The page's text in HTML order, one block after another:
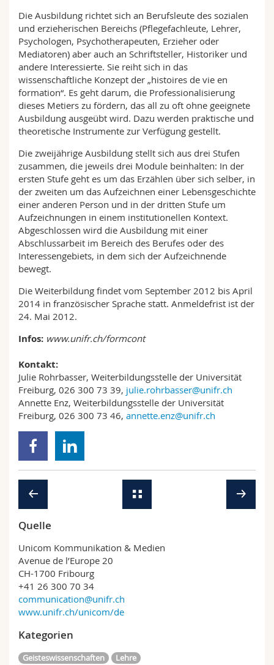
Die Ausbildung richtet sich an Berufsleute des sozialen
und erzieherischen Bereichs (Pflegefachleute, Lehrer,
Psychologen, Psychotherapeuten, Erzieher oder
Mediatoren) aber auch an Schriftsteller, Historiker und
andere Interessierte. Sie reiht sich in das
wissenschaftliche Konzept der „histoires de vie en
formation“. Es geht darum, die Professionalisierung
dieses Metiers zu fördern, das all zu oft ohne geeignete
Ausbildung ausgeübt wird. Dazu werden praktische und
theoretische Instrumente zur Verfügung gestellt.
Die zweijährige Ausbildung stellt sich aus drei Stufen
zusammen, die jeweils drei Module beinhalten: In der
ersten Stufe geht es um das Erzählen über sich selber, in
der zweiten um das Aufzeichnen einer Lebensgeschichte
einer anderen Person und in der dritten Stufe um
Aufzeichnungen in einem institutionellen Kontext.
Abgeschlossen wird die Ausbildung mit einer
Abschlussarbeit im Bereich des Berufes oder des
Interessengebiets, in dem sich der Aufzeichnende
bewegt.
Die Weiterbildung findet vom September 2012 bis April
2014 in französischer Sprache statt. Anmeldefrist ist der
24. Mai 2012.
Infos: www.unifr.ch/formcont
Kontakt:
Julie Rohrbasser, Weiterbildungsstelle der Universität
Freiburg, 026 300 73 39, julie.rohrbasser@unifr.ch
Annette Enz, Weiterbildungsstelle der Universität
Freiburg, 026 300 73 46, annette.enz@unifr.ch
Quelle
Unicom Kommunikation & Medien
Avenue de l’Europe 20
CH-1700 Fribourg
+41 26 300 70 34
communication@unifr.ch
www.unifr.ch/unicom/de
Kategorien
Geisteswissenschaften Lehre